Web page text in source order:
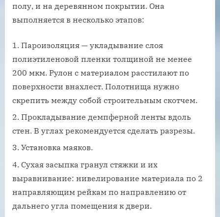
полу, и на деревянном покрытии. Она
выполняется в несколько этапов:
Пароизоляция — укладывание слоя
полиэтиленовой пленки толщиной не менее
200 мкм. Рулон с материалом расстилают по
поверхности внахлест. Полотнища нужно
скрепить между собой строительным скотчем.
Прокладывание демпферной ленты вдоль
стен. В углах рекомендуется сделать разрезы.
Установка маяков.
Сухая засыпка гранул стяжки и их
выравнивание: нивелирование материала по 2
направляющим рейкам по направлению от
дальнего угла помещения к двери.